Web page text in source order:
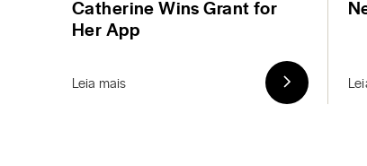
Catherine Wins Grant for
Her App
Leia mais